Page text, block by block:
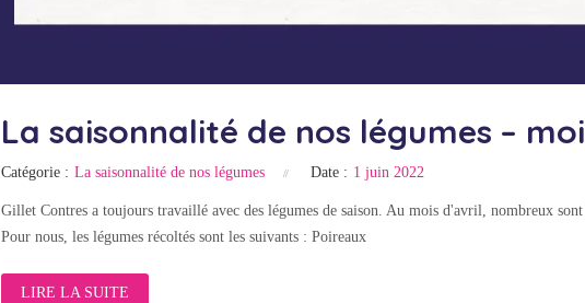
La saisonnalité de nos légumes –
Catégorie : La saisonnalité de nos légumes Date : 1 juin 2022
Gillet Contres a toujours travaillé avec des légumes de saison. Au mois d'avril, nombreux sont
Pour nous, les légumes récoltés sont les suivants : Poireaux
LIRE LA SUITE